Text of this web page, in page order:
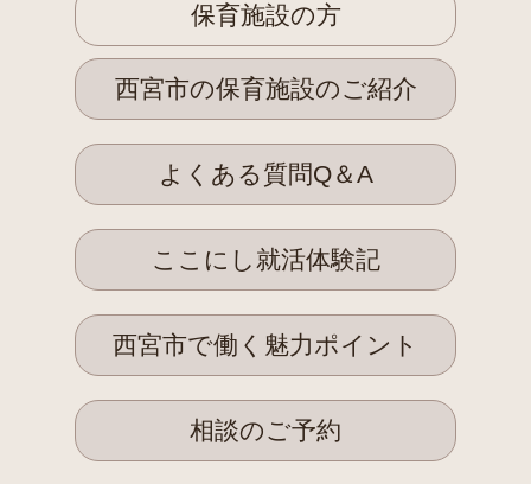
保育施設の方
西宮市の保育施設のご紹介
よくある質問Q＆A
ここにし就活体験記
西宮市で働く魅力ポイント
相談のご予約